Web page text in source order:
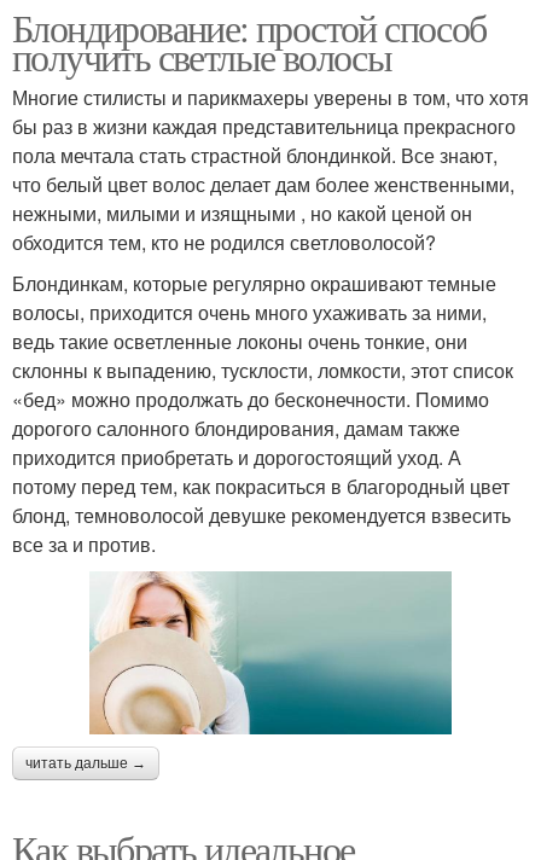
Блондирование: простой способ
получить светлые волосы
Многие стилисты и парикмахеры уверены в том, что хотя
бы раз в жизни каждая представительница прекрасного
пола мечтала стать страстной блондинкой. Все знают,
что белый цвет волос делает дам более женственными,
нежными, милыми и изящными , но какой ценой он
обходится тем, кто не родился светловолосой?
Блондинкам, которые регулярно окрашивают темные
волосы, приходится очень много ухаживать за ними,
ведь такие осветленные локоны очень тонкие, они
склонны к выпадению, тусклости, ломкости, этот список
«бед» можно продолжать до бесконечности. Помимо
дорогого салонного блондирования, дамам также
приходится приобретать и дорогостоящий уход. А
потому перед тем, как покраситься в благородный цвет
блонд, темноволосой девушке рекомендуется взвесить
все за и против.
читать дальше →
Как выбрать идеальное